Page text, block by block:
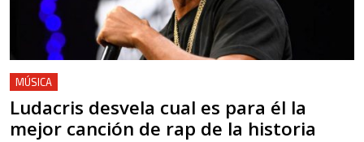
MÚSICA
Ludacris desvela cual es para él la
mejor canción de rap de la historia